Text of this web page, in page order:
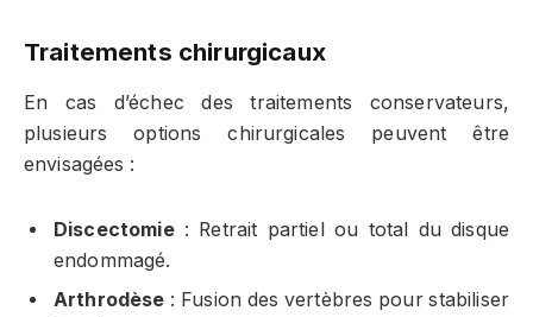
Traitements chirurgicaux
En cas d’échec des traitements conservateurs,
plusieurs options chirurgicales peuvent être
envisagées :
Discectomie: Retrait partiel ou total du disque
endommagé.
Arthrodèse : Fusion des vertèbres pour stabiliser